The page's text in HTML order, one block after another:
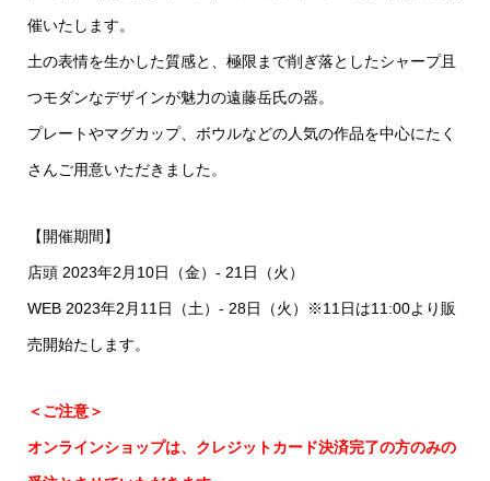
催いたします。
土の表情を生かした質感と、極限まで削ぎ落としたシャープ且
つモダンなデザインが魅力の遠藤岳氏の器。
プレートやマグカップ、ボウルなどの人気の作品を中心にたく
さんご用意いただきました。
【開催期間】
店頭 2023年2月10日（金）- 21日（火）
WEB 2023年2月11日（土）- 28日（火）※11日は11:00より販
売開始たします。
＜ご注意＞
オンラインショップは、クレジットカード決済完了の方のみの